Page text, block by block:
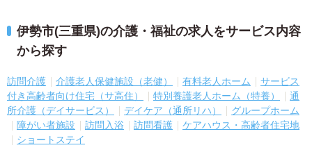
伊勢市(三重県)の介護・福祉の求人をサービス内容
から探す
訪問介護 介護老人保健施設（老健） 有料老人ホーム
サービス
付き高齢者向け住宅（サ高住）
特別養護老人ホーム（特養）
通
所介護（デイサービス）
デイケア（通所リハ）
グループホーム
障がい者施設
訪問入浴 訪問看護
ケアハウス・高齢者住宅地
ショートステイ